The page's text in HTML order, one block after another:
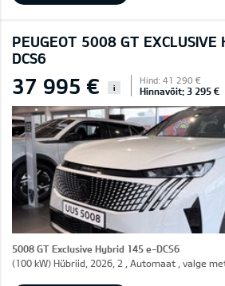
PEUGEOT 5008 GT
DCS6
37 995 € i
Hind: 41 290 €
Hinnavõit: 3 295 €
5008 GT Exclusive Hybrid 145 e-DCS6
(100 kW) Hübriid, 2026, 2 , Automaat , valge